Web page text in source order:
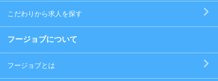
こだわりから求人を探す
フージョブについて
フージョブとは